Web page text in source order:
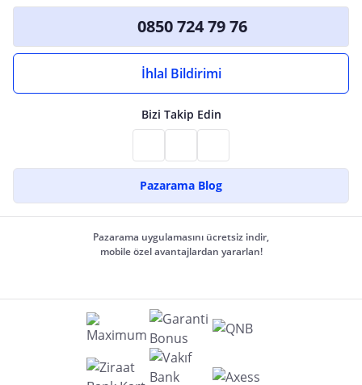
0850 724 79 76
İhlal Bildirimi
Bizi Takip Edin
Pazarama Blog
Pazarama uygulamasını ücretsiz indir,
mobile özel avantajlardan yararlan!